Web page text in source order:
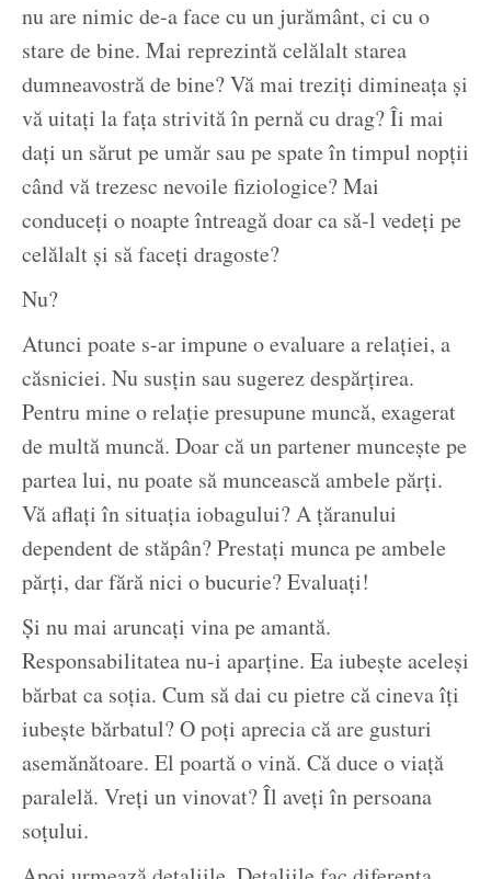
nu are nimic de-a face cu un jurământ, ci cu o
stare de bine. Mai reprezintă celălalt starea
dumneavostră de bine? Vă mai treziți dimineața și
vă uitați la fața strivită în pernă cu drag? Îi mai
dați un sărut pe umăr sau pe spate în timpul nopții
când vă trezesc nevoile fiziologice? Mai
conduceți o noapte întreagă doar ca să-l vedeți pe
celălalt și să faceți dragoste?
Nu?
Atunci poate s-ar impune o evaluare a relației, a
căsniciei. Nu susțin sau sugerez despărțirea.
Pentru mine o relație presupune muncă, exagerat
de multă muncă. Doar că un partener muncește pe
partea lui, nu poate să muncească ambele părți.
Vă aflați în situația iobagului? A țăranului
dependent de stăpân? Prestați munca pe ambele
părți, dar fără nici o bucurie? Evaluați!
Și nu mai aruncați vina pe amantă.
Responsabilitatea nu-i aparține. Ea iubește aceleși
bărbat ca soția. Cum să dai cu pietre că cineva îți
iubește bărbatul? O poți aprecia că are gusturi
asemănătoare. El poartă o vină. Că duce o viață
paralelă. Vreți un vinovat? Îl aveți în persoana
soțului.